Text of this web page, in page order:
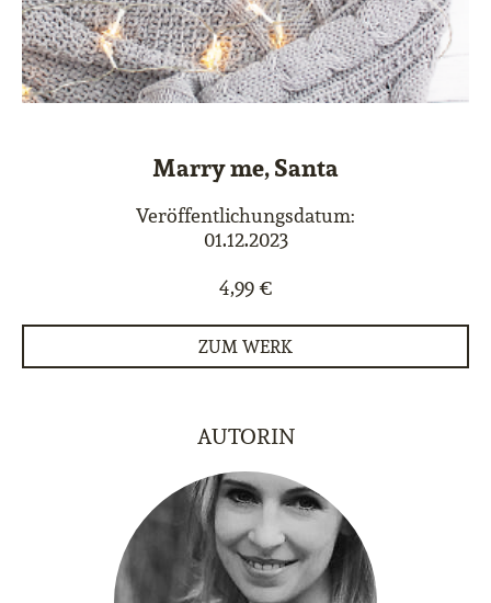
Marry me, Santa
Veröffentlichungsdatum:
01.12.2023
4,99 €
ZUM WERK
AUTORIN